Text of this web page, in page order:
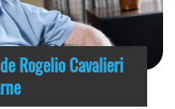
Rogelio Cavalieri